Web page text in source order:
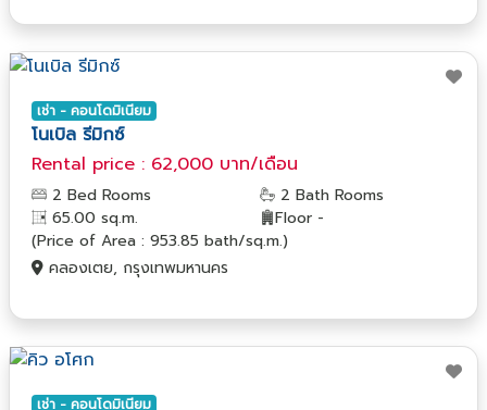
เช่า - คอนโดมิเนียม
โนเบิล รีมิกซ์
Rental price : 62,000 บาท/เดือน
2 Bed Rooms
2 Bath Rooms
65.00 sq.m.
Floor -
(Price of Area : 953.85 bath/sq.m.)
คลองเตย, กรุงเทพมหานคร
เช่า - คอนโดมิเนียม